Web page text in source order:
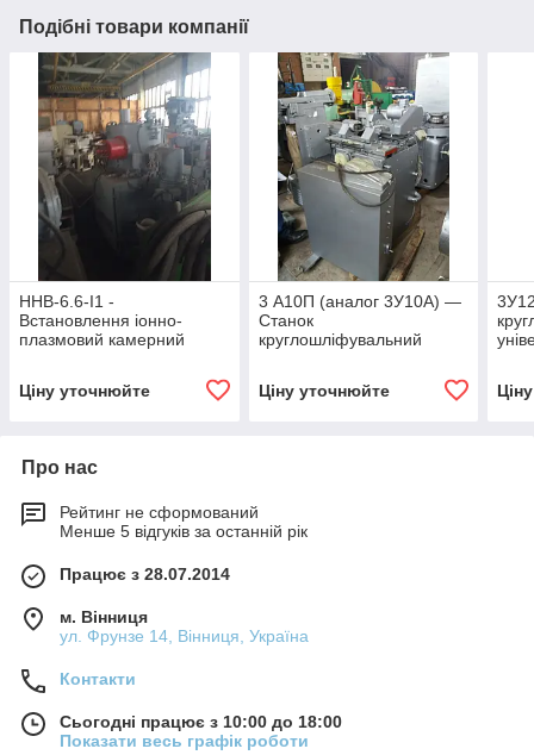
Подібні товари компанії
ННВ-6.6-І1 -
Встановлення іонно-
плазмовий камерний
Ціну уточнюйте
3 А10П (аналог 3У10А) —
Станок
круглошліфувальний
внутрішньошневий і
Ціну уточнюйте
Про нас
Рейтинг не сформований
Менше 5 відгуків за останній рік
Працює з 28.07.2014
м. Вінниця
ул. Фрунзе 14, Вінниця, Україна
Контакти
Сьогодні працює з 10:00 до 18:00
Показати весь графік роботи